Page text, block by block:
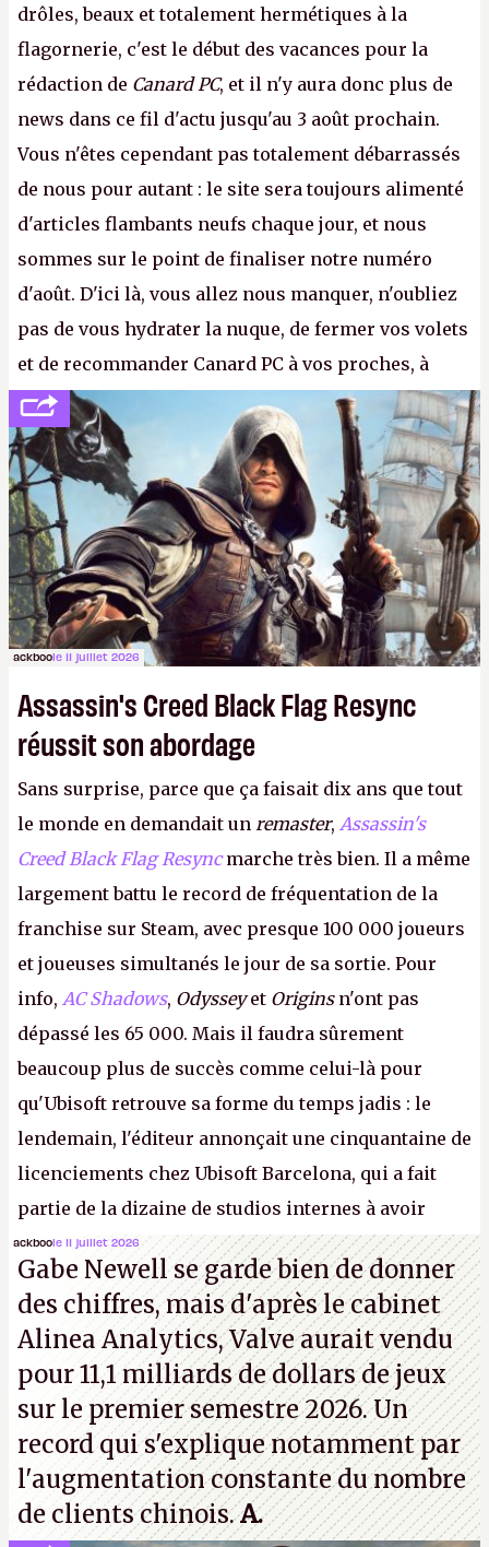
drôles, beaux et totalement hermétiques à la
flagornerie, c'est le début des vacances pour la
rédaction de Canard PC, et il n'y aura donc plus de
news dans ce fil d'actu jusqu'au 3 août prochain.
Vous n'êtes cependant pas totalement débarrassés
de nous pour autant : le site sera toujours alimenté
d'articles flambants neufs chaque jour, et nous
sommes sur le point de finaliser notre numéro
d'août. D'ici là, vous allez nous manquer, n'oubliez
pas de vous hydrater la nuque, de fermer vos volets
et de recommander Canard PC à vos proches, à
votre famille et aux inconnus que vous croisez
dans la rue. Bon été à tous ! –ER.
ackboole 11 juillet 2026
Assassin's Creed Black Flag Resync
réussit son abordage
Sans surprise, parce que ça faisait dix ans que tout
le monde en demandait un remaster, Assassin's
Creed Black Flag Resyncmarche très bien. Il a même
largement battu le record de fréquentation de la
franchise sur Steam, avec presque 100 000 joueurs
et joueuses simultanés le jour de sa sortie. Pour
info, AC Shadows, Odysseyet Originsn'ont pas
dépassé les 65 000. Mais il faudra sûrement
beaucoup plus de succès comme celui-là pour
qu'Ubisoft retrouve sa forme du temps jadis : le
lendemain, l'éditeur annonçait une cinquantaine de
licenciements chez Ubisoft Barcelona, qui a fait
partie de la dizaine de studios internes à avoir
travaillé sur cetAssassin's Creedsous la direction
d'Ubisoft Singapour.A.
ackboole 11 juillet 2026
Gabe Newell se garde bien de donner
des chiffres, mais d'après le cabinet
Alinea Analytics, Valve aurait vendu
pour 11,1 milliards de dollars de jeux
sur le premier semestre 2026. Un
record qui s'explique notamment par
l'augmentation constante du nombre
de clients chinois.A.